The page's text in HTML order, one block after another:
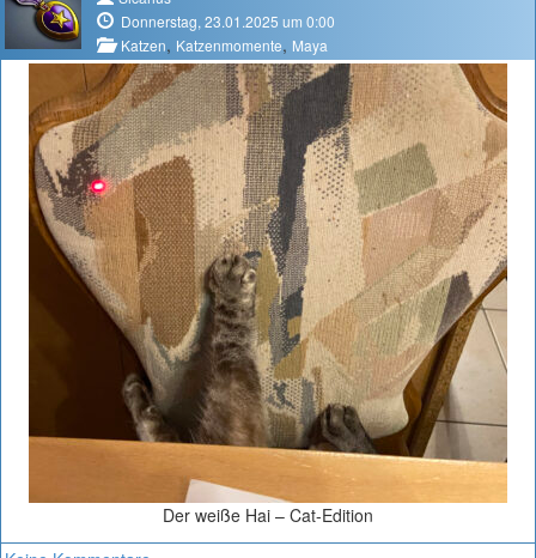
Donnerstag, 23.01.2025 um 0:00
Katzen, Katzenmomente, Maya
Der weiße Hai – Cat-Edition